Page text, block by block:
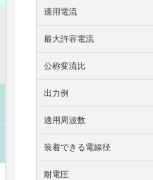
適用電流
最大許容電流
公称変流比
出力例
適用周波数
装着できる電線径
耐電圧